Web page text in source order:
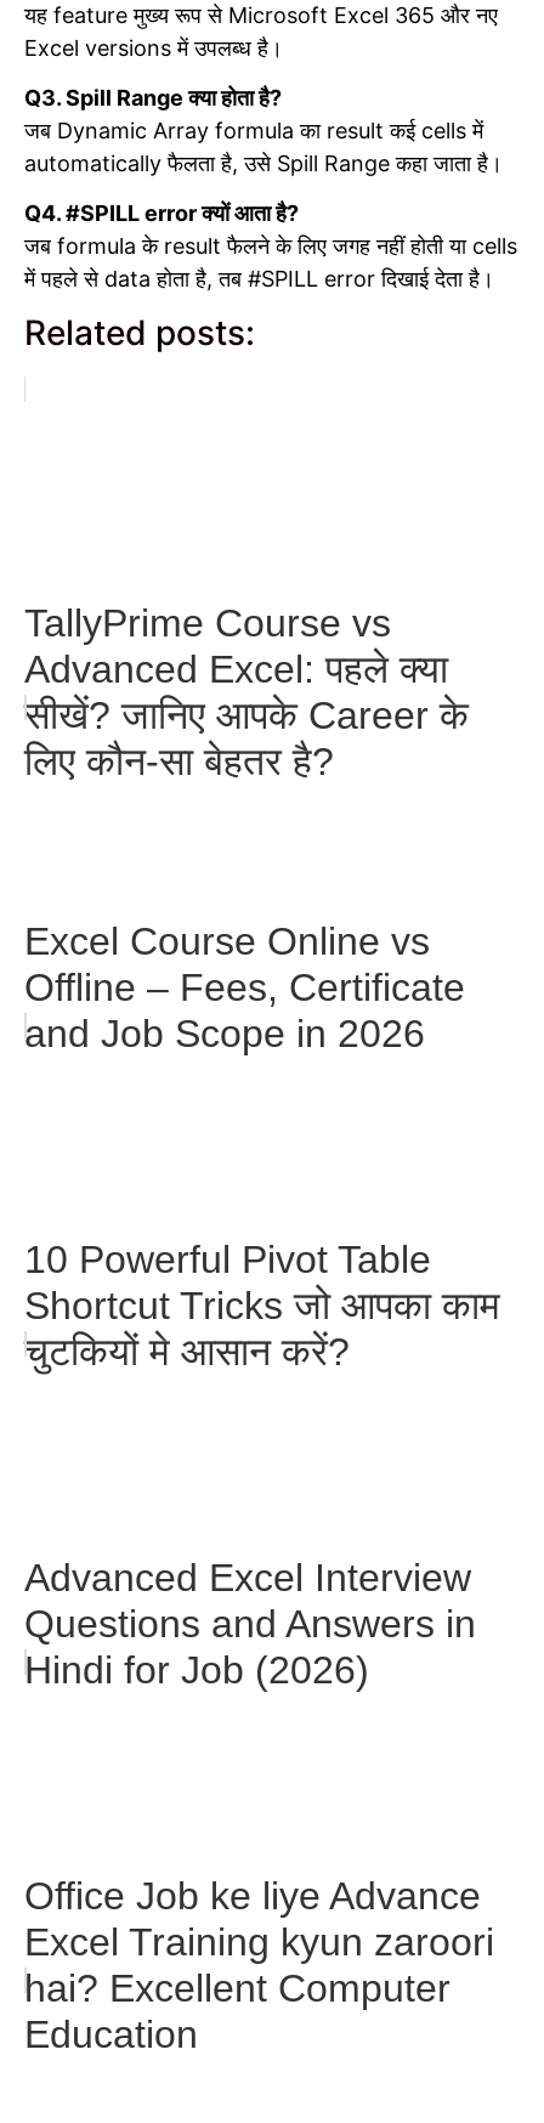
यह feature मुख्य रूप से Microsoft Excel 365 और नए
Excel versions में उपलब्ध है।
Q3. Spill Range क्या होता है?
जब Dynamic Array formula का result कई cells में
automatically फैलता है, उसे Spill Range कहा जाता है।
Q4. #SPILL error क्यों आता है?
जब formula के result फैलने के लिए जगह नहीं होती या cells
में पहले से data होता है, तब #SPILL error दिखाई देता है।
Related posts:
TallyPrime Course vs
Advanced Excel: पहले क्या
सीखें? जानिए आपके Career के
लिए कौन-सा बेहतर है?
Excel Course Online vs
Offline – Fees, Certificate
and Job Scope in 2026
10 Powerful Pivot Table
Shortcut Tricks जो आपका काम
चुटकियों मे आसान करें?
Advanced Excel Interview
Questions and Answers in
Hindi for Job (2026)
Office Job ke liye Advance
Excel Training kyun zaroori
hai? Excellent Computer
Education